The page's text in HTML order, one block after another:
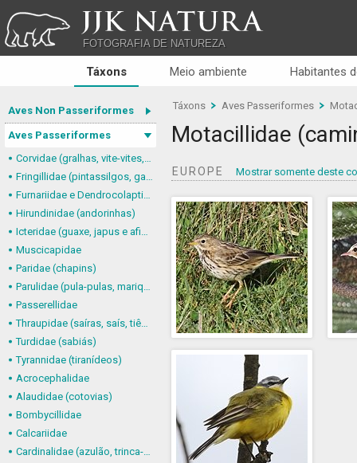
JJK NATURA
FOTOGRAFIA DE NATUREZA
Táxons Meio ambiente Habitantes
Aves Non Passeriformes
Aves Passeriformes
Corvidae (gralhas, vite-vites, juruviaras e afins)
Fringillidae (pintassilgos, gaturamos e afins)
Furnariidae e Dendrocolaptidae (joães, limpa-folhas, arapaçus e afins)
Hirundinidae (andorinhas)
Icteridae (guaxe, japus e afins)
Muscicapidae
Paridae (chapins)
Parulidae (pula-pulas, mariquitas e afins)
Passerellidae
Thraupidae (saíras, saís, tiês, sanhaçus e afins)
Turdidae (sabiás)
Tyrannidae (tiranídeos)
Acrocephalidae
Alaudidae (cotovias)
Bombycillidae
Calcariidae
Cardinalidae (azulão, trinca-ferro-verdadeiro e afins)
Táxons Aves Passeriformes
Motacillidae
EUROPE Mostrar somente deste